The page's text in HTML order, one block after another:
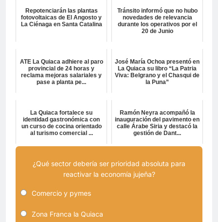
Repotenciarán las plantas
fotovoltaicas de El Angosto y
La Ciénaga en Santa Catalina
Tránsito informó que no hubo
novedades de relevancia
durante los operativos por el
20 de Junio
ATE La Quiaca adhiere al paro
provincial de 24 horas y
reclama mejoras salariales y
pase a planta pe...
José María Ochoa presentó en
La Quiaca su libro “La Patria
Viva: Belgrano y el Chasqui de
la Puna”
La Quiaca fortalece su
identidad gastronómica con
un curso de cocina orientado
al turismo comercial ...
Ramón Neyra acompañó la
inauguración del pavimento en
calle Árabe Siria y destacó la
gestión de Dant...
¿Qué sector debería ser prioridad absoluta para
reactivar la economía jujeña?
Comercio y pymes
Zona Franca la Quiaca